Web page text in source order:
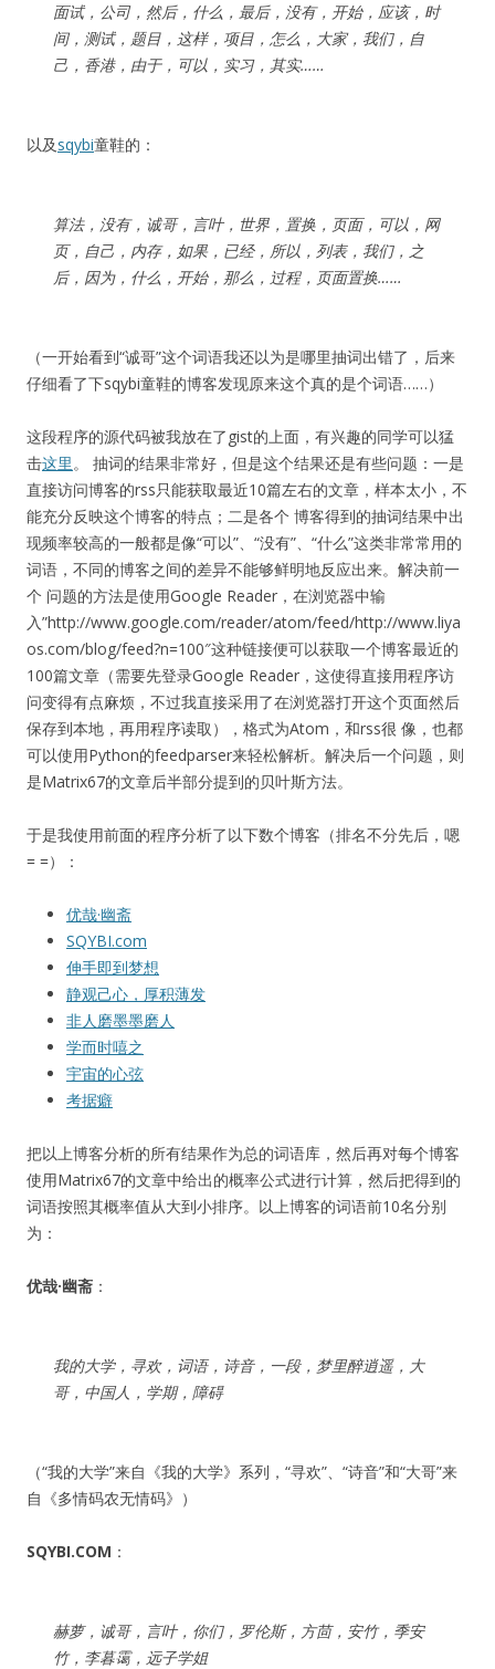
面试，公司，然后，什么，最后，没有，开始，应该，时
间，测试，题目，这样，项目，怎么，大家，我们，自
己，香港，由于，可以，实习，其实……
以及sqybi童鞋的：
算法，没有，诚哥，言叶，世界，置换，页面，可以，网
页，自己，内存，如果，已经，所以，列表，我们，之
后，因为，什么，开始，那么，过程，页面置换……
（一开始看到“诚哥”这个词语我还以为是哪里抽词出错了，后来
仔细看了下sqybi童鞋的博客发现原来这个真的是个词语……）
这段程序的源代码被我放在了gist的上面，有兴趣的同学可以猛
击这里。 抽词的结果非常好，但是这个结果还是有些问题：一是
直接访问博客的rss只能获取最近10篇左右的文章，样本太小，不
能充分反映这个博客的特点；二是各个 博客得到的抽词结果中出
现频率较高的一般都是像“可以”、“没有”、“什么”这类非常常用的
词语，不同的博客之间的差异不能够鲜明地反应出来。解决前一
个 问题的方法是使用Google Reader，在浏览器中输
入”http://www.google.com/reader/atom/feed/http://www.liya
os.com/blog/feed?n=100″这种链接便可以获取一个博客最近的
100篇文章（需要先登录Google Reader，这使得直接用程序访
问变得有点麻烦，不过我直接采用了在浏览器打开这个页面然后
保存到本地，再用程序读取），格式为Atom，和rss很 像，也都
可以使用Python的feedparser来轻松解析。解决后一个问题，则
是Matrix67的文章后半部分提到的贝叶斯方法。
于是我使用前面的程序分析了以下数个博客（排名不分先后，嗯
= =）：
优哉·幽斋
SQYBI.com
伸手即到梦想
静观己心，厚积薄发
非人磨墨墨磨人
学而时嘻之
宇宙的心弦
考据癖
把以上博客分析的所有结果作为总的词语库，然后再对每个博客
使用Matrix67的文章中给出的概率公式进行计算，然后把得到的
词语按照其概率值从大到小排序。以上博客的词语前10名分别
为：
优哉·幽斋 ：
我的大学，寻欢，词语，诗音，一段，梦里醉逍遥，大
哥，中国人，学期，障碍
（“我的大学”来自《我的大学》系列，“寻欢”、“诗音”和“大哥”来
自《多情码农无情码》）
SQYBI.COM ：
赫萝，诚哥，言叶，你们，罗伦斯，方茴，安竹，季安
竹，李暮霭，远子学姐